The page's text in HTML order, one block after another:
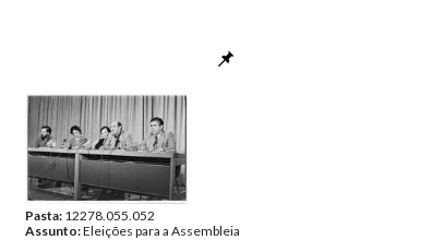
Pasta: 12278.055.052
Assunto:Eleições para a Assembleia